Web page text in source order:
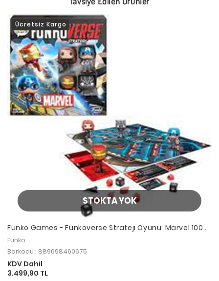
STOKTA YOK
Ücretsiz Kargo
Funko Games - Funkoverse Strateji Oyunu: Marvel 100
4'lü Karakter Paketi Chase
Funko
Barkodu : 889698460675
KDV Dahil
3.499,90 TL